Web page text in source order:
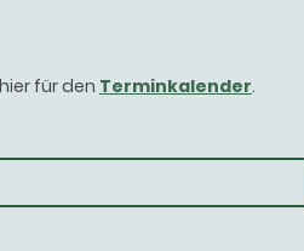
für den Terminkalender.